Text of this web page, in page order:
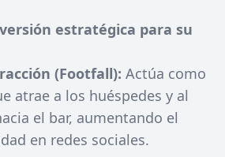
estratégica para su
(Footfall): Actúa como
atrae a los huéspedes y al
el bar, aumentando el
en redes sociales.